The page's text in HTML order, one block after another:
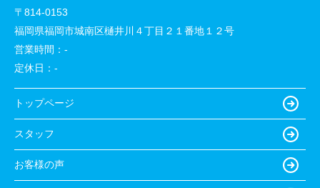
〒814-0153
福岡県福岡市城南区樋井川４丁目２１番地１２号
営業時間： -
定休日： -
トップページ
スタッフ
お客様の声